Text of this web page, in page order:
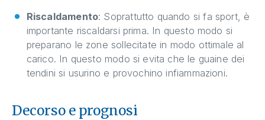
Riscaldamento: Soprattutto quando si fa sport, è
importante riscaldarsi prima. In questo modo si
preparano le zone sollecitate in modo ottimale al
carico. In questo modo si evita che le guaine dei
tendini si usurino e provochino infiammazioni.
Decorso e prognosi